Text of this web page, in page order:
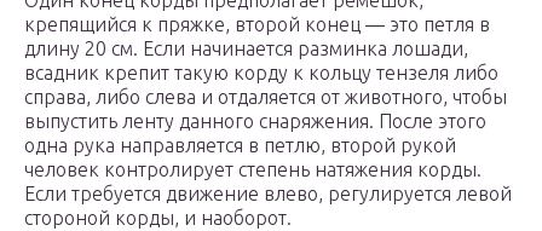
крепящийся к пряжке, второй конец — это петля в
длину 20 см. Если начинается разминка лошади,
всадник крепит такую корду к кольцу тензеля либо
справа, либо слева и отдаляется от животного, чтобы
выпустить ленту данного снаряжения. После этого
одна рука направляется в петлю, второй рукой
человек контролирует степень натяжения корды.
Если требуется движение влево, регулируется левой
стороной корды, и наоборот.